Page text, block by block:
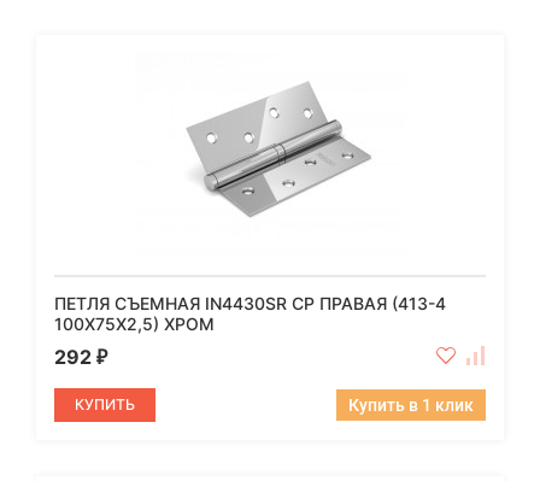
ПЕТЛЯ СЪЕМНАЯ IN4430SR CP ПРАВАЯ (413-4
100X75X2,5) ХРОМ
292 ₽
КУПИТЬ Купить в 1 клик